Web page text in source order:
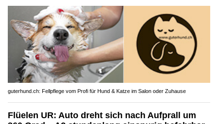
guterhund.ch: Fellpflege vom Profi für Hund & Katze im Salon oder Zuhause
Flüelen UR: Auto dreht sich nach Aufprall um